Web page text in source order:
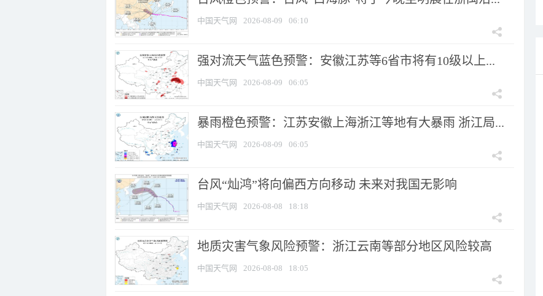
中国天气网 2026-08-09 06:10
强对流天气蓝色预警：安徽江苏等6省市将有10级以上...
中国天气网 2026-08-09 06:05
暴雨橙色预警：江苏安徽上海浙江等地有大暴雨 浙江局...
中国天气网 2026-08-09 06:05
台风“灿鸿”将向偏西方向移动 未来对我国无影响
中国天气网 2026-08-08 18:18
地质灾害气象风险预警：浙江云南等部分地区风险较高
中国天气网 2026-08-08 18:05